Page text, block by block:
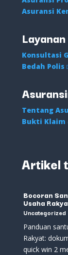
Asuransi
Layanan
Konsultasi
Bedah Polis
Tentang
Bukti Klaim
Artikel
Bocoran
Usaha
Uncategorized
Panduan
Rakyat:
quick win 2